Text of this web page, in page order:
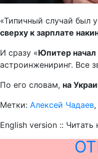
«Типичный случай был
сверху к зарплате
И сразу «Юпитер начал
астроинжениринг. Все
По его словам, на
Метки: Алексей Чадаев,
English version :: Читать